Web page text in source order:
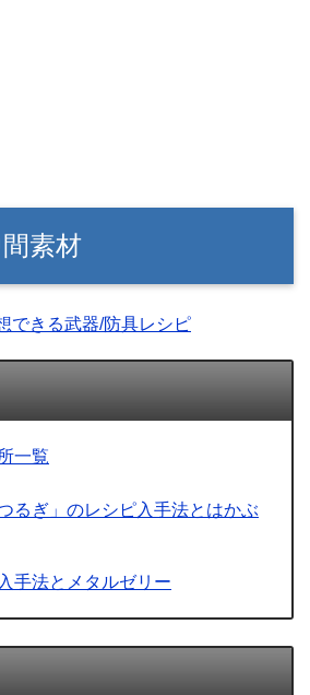
素材
できる武器/防具レシピ
一覧
るぎ」のレシピ入手法とはかぶ
手法とメタルゼリー